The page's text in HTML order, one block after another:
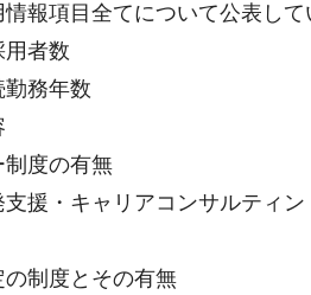
情報項目全てについて公表して
用者数
勤務年数
制度の有無
支援・キャリアコンサルティン
の制度とその有無